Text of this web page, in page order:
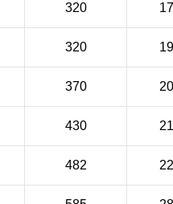
320
320
370
430
482